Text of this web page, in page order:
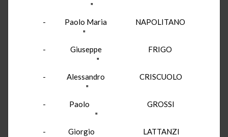
"
- Paolo Maria NAPOLITANO
"
- Giuseppe FRIGO
"
- Alessandro CRISCUOLO
"
- Paolo GROSSI
"
- Giorgio LATTANZI